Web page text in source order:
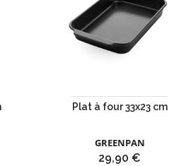
Plat à four 33x23 cm
GREENPAN
Prix
29,90 €